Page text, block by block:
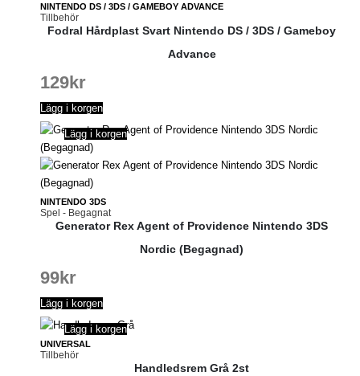
NINTENDO DS / 3DS / GAMEBOY ADVANCE
Tillbehör
Fodral Hårdplast Svart Nintendo DS / 3DS / Gameboy
Advance
129kr
Lägg i korgen
NINTENDO 3DS
Spel - Begagnat
Lägg i korgen
Generator Rex Agent of Providence Nintendo 3DS
Nordic (Begagnad)
99kr
Lägg i korgen
UNIVERSAL
Tillbehör
Lägg i korgen
Handledsrem Grå 2st